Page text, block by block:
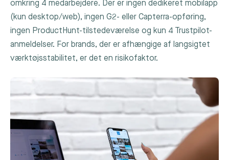
omkring 4 medarbejdere. Der er ingen dedikeret mobilapp
(kun desktop/web), ingen G2- eller Capterra-opføring,
ingen ProductHunt-tilstedeværelse og kun 4 Trustpilot-
anmeldelser. For brands, der er afhængige af langsigtet
værktøjsstabilitet, er det en risikofaktor.